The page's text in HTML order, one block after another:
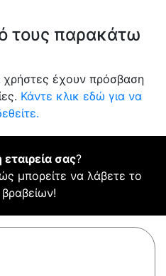
τους παρακάτω
χρήστες έχουν πρόσβαση
Κάντε κλικ εδώ για να
εταιρεία σας?
μπορείτε να λάβετε το